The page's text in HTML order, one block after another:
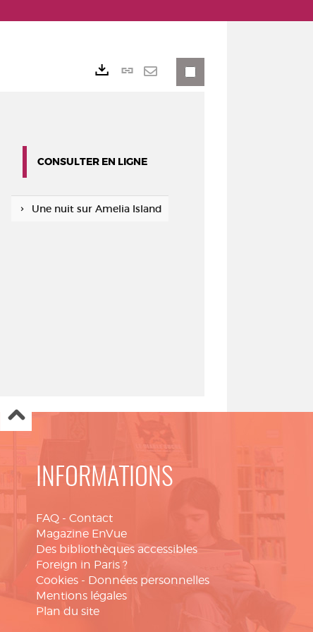
Lien
CONSULTER EN LIGNE
Une nuit sur Amelia Island
INFORMATIONS
FAQ - Contact
Magazine EnVue
Des bibliothèques accessibles
Foreign in Paris ?
Cookies - Données personnelles
Mentions légales
Plan du site